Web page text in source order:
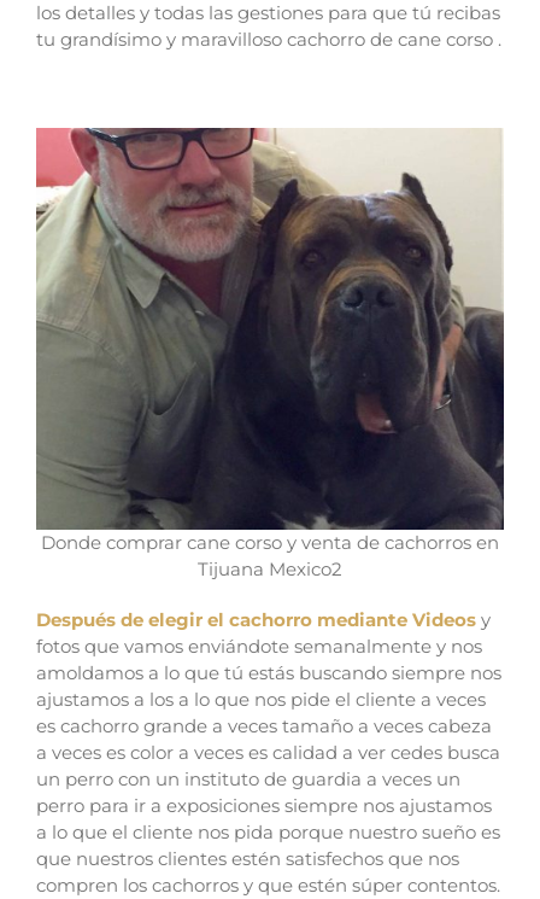
los detalles y todas las gestiones para que tú recibas
tu grandísimo y maravilloso cachorro de cane corso .
Donde comprar cane corso y venta de cachorros en
Tijuana Mexico2
Después de elegir el cachorro mediante Videos y
fotos que vamos enviándote semanalmente y nos
amoldamos a lo que tú estás buscando siempre nos
ajustamos a los a lo que nos pide el cliente a veces
es cachorro grande a veces tamaño a veces cabeza
a veces es color a veces es calidad a ver cedes busca
un perro con un instituto de guardia a veces un
perro para ir a exposiciones siempre nos ajustamos
a lo que el cliente nos pida porque nuestro sueño es
que nuestros clientes estén satisfechos que nos
compren los cachorros y que estén súper contentos.